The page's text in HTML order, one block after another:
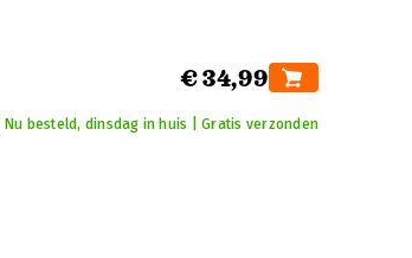
€ 34,99
besteld, dinsdag in huis | Gratis verzonden